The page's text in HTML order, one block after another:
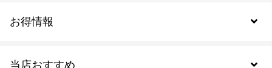
当店おすすめ
お得情報